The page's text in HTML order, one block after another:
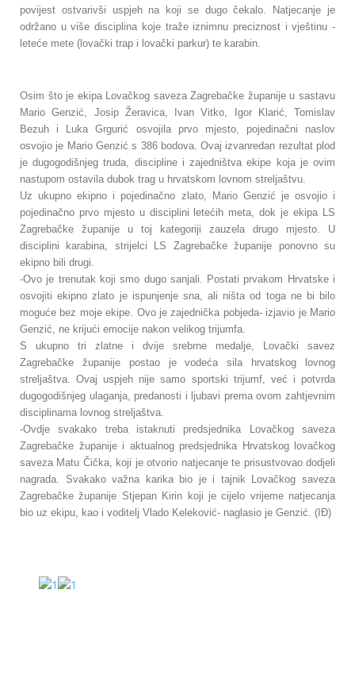
povijest ostvarivši uspjeh na koji se dugo čekalo. Natjecanje je
održano u više disciplina koje traže iznimnu preciznost i vještinu -
leteće mete (lovački trap i lovački parkur) te karabin.
Osim što je ekipa Lovačkog saveza Zagrebačke županije u sastavu
Mario Genzić, Josip Žeravica, Ivan Vitko, Igor Klarić, Tomislav
Bezuh i Luka Grgurić osvojila prvo mjesto, pojedinačni naslov
osvojio je Mario Genzić s 386 bodova. Ovaj izvanredan rezultat plod
je dugogodišnjeg truda, discipline i zajedništva ekipe koja je ovim
nastupom ostavila dubok trag u hrvatskom lovnom streljaštvu.
Uz ukupno ekipno i pojedinačno zlato, Mario Genzić je osvojio i
pojedinačno prvo mjesto u disciplini letećih meta, dok je ekipa LS
Zagrebačke županije u toj kategoriji zauzela drugo mjesto. U
disciplini karabina, strijelci LS Zagrebačke županije ponovno su
ekipno bili drugi.
-Ovo je trenutak koji smo dugo sanjali. Postati prvakom Hrvatske i
osvojiti ekipno zlato je ispunjenje sna, ali ništa od toga ne bi bilo
moguće bez moje ekipe. Ovo je zajednička pobjeda- izjavio je Mario
Genzić, ne krijući emocije nakon velikog trijumfa.
S ukupno tri zlatne i dvije srebrne medalje, Lovački savez
Zagrebačke županije postao je vodeća sila hrvatskog lovnog
streljaštva. Ovaj uspjeh nije samo sportski trijumf, već i potvrda
dugogodišnjeg ulaganja, predanosti i ljubavi prema ovom zahtjevnim
disciplinama lovnog streljaštva.
-Ovdje svakako treba istaknuti predsjednika Lovačkog saveza
Zagrebačke županije i aktualnog predsjednika Hrvatskog lovačkog
saveza Matu Čička, koji je otvorio natjecanje te prisustvovao dodjeli
nagrada. Svakako važna karika bio je i tajnik Lovačkog saveza
Zagrebačke županije Stjepan Kirin koji je cijelo vrijeme natjecanja
bio uz ekipu, kao i voditelj Vlado Keleković- naglasio je Genzić. (IĐ)